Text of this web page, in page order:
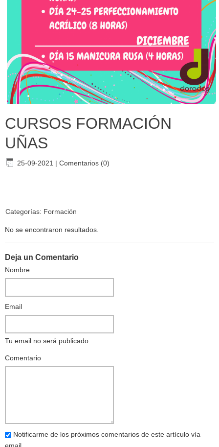
CURSOS FORMACIÓN
UÑAS
25-09-2021 | Comentarios (0)
Categorías: Formación
No se encontraron resultados.
Deja un Comentario
Nombre
Email
Tu email no será publicado
Comentario
Notificarme de los próximos comentarios de este artículo vía